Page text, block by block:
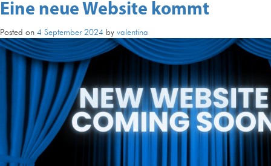
ist
jetzt
Teil
von
Emotive
Eine neue Website kommt
Posted on 4 September 2024 by valentina